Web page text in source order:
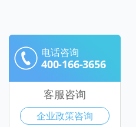
电话咨询
400-166-3656
客服咨询
企业政策咨询